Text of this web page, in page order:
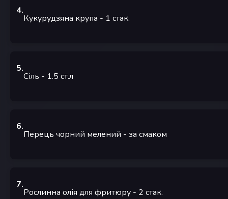
4.
Кукурудзяна крупа - 1 стак.
5.
Сіль - 1.5 ст.л
6.
Перець чорний мелений - за смаком
7.
Рослинна олія для фритюру - 2 стак.